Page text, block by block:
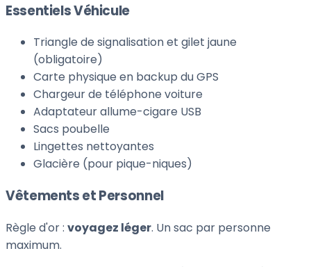
Essentiels Véhicule
Triangle de signalisation et gilet jaune
(obligatoire)
Carte physique en backup du GPS
Chargeur de téléphone voiture
Adaptateur allume-cigare USB
Sacs poubelle
Lingettes nettoyantes
Glacière (pour pique-niques)
Vêtements et Personnel
Règle d'or : voyagez léger. Un sac par personne
maximum.